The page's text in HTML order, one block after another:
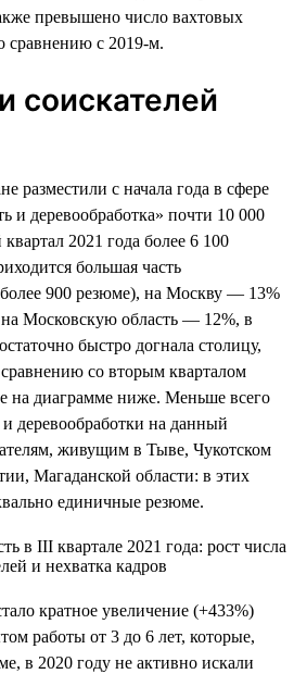
превышено число вахтовых
сравнению с 2019-м.
соискателей
разместили с начала года в сфере
и деревообработка» почти 10 000
2021 года более 6 100
большая часть
900 резюме), на Москву — 13%
Московскую область — 12%, в
быстро догнала столицу,
со вторым кварталом
на диаграмме ниже. Меньше всего
деревообработки на данный
живущим в Тыве, Чукотском
Магаданской области: в этих
единичные резюме.
кратное увеличение (+433%)
работы от 3 до 6 лет, которые,
в 2020 году не активно искали